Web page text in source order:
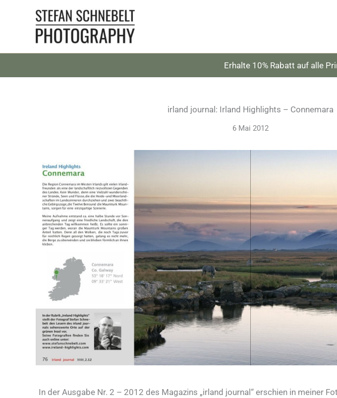
Erhalte 10% Rabatt auf alle
irland journal: Irland Highlights – Connemara
6 Mai 2012
In der Ausgabe Nr. 2 – 2012 des Magazins „irland journal“ erschien in meiner